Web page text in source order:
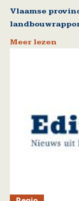
Vlaamse
Meer lezen